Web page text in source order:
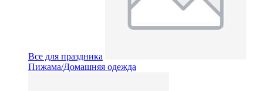
Все для праздника
Пижама/Домашняя одежда